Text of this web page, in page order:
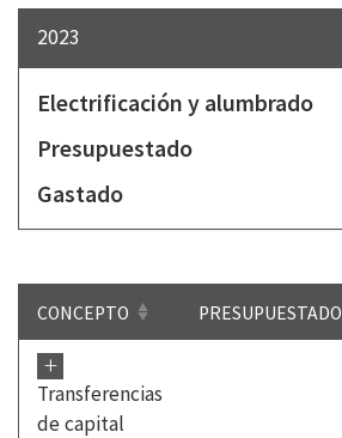
2023
Electrificación y alumbrado
Presupuestado
Gastado
CONCEPTO PRESUPUESTADO
+
Transferencias
de capital